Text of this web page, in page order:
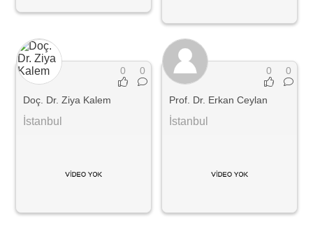
0 0
Doç. Dr. Ziya Kalem
İstanbul
0 0
Prof. Dr. Erkan Ceylan
İstanbul